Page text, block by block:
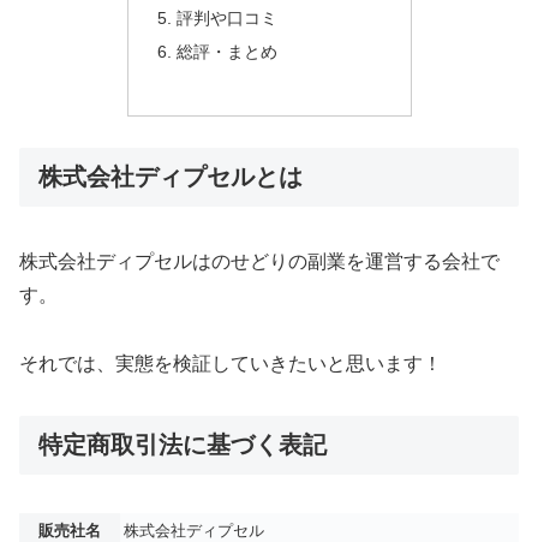
評判や口コミ
総評・まとめ
株式会社ディプセルとは
株式会社ディプセルはのせどりの副業を運営する会社で
す。
それでは、実態を検証していきたいと思います！
特定商取引法に基づく表記
販売社名
株式会社ディプセル